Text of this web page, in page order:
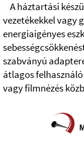
A háztartási
vezetékekkel vagy
energiaigényes
szabványú
átlagos
vagy filmnézés